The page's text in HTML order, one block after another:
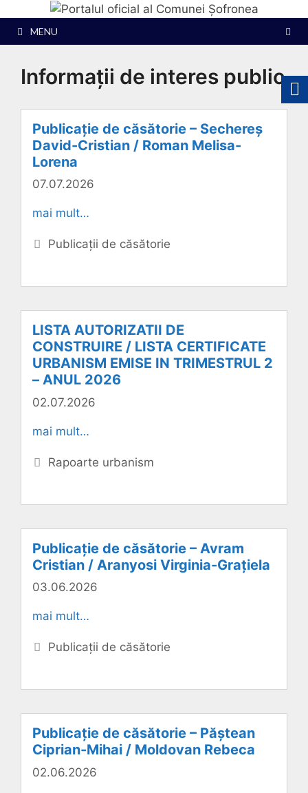
conținut
MENU
Informații de interes public
Publicație de căsătorie – Sechereș
David-Cristian / Roman Melisa-
Lorena
07.07.2026
mai mult…
Categorii
Publicații de căsătorie
LISTA AUTORIZATII DE
CONSTRUIRE / LISTA CERTIFICATE
URBANISM EMISE IN TRIMESTRUL 2
– ANUL 2026
02.07.2026
mai mult…
Categorii
Rapoarte urbanism
Publicație de căsătorie – Avram
Cristian / Aranyosi Virginia-Grațiela
03.06.2026
mai mult…
Categorii
Publicații de căsătorie
Publicație de căsătorie – Păștean
Ciprian-Mihai / Moldovan Rebeca
02.06.2026